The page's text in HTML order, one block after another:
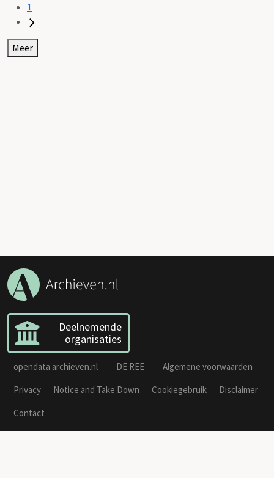
1
Meer
Deelnemende
organisaties
opendata.archieven.nl DE REE
Algemene voorwaarden
Privacy
Notice and Take Down Cookiegebruik
Disclaimer
Contact